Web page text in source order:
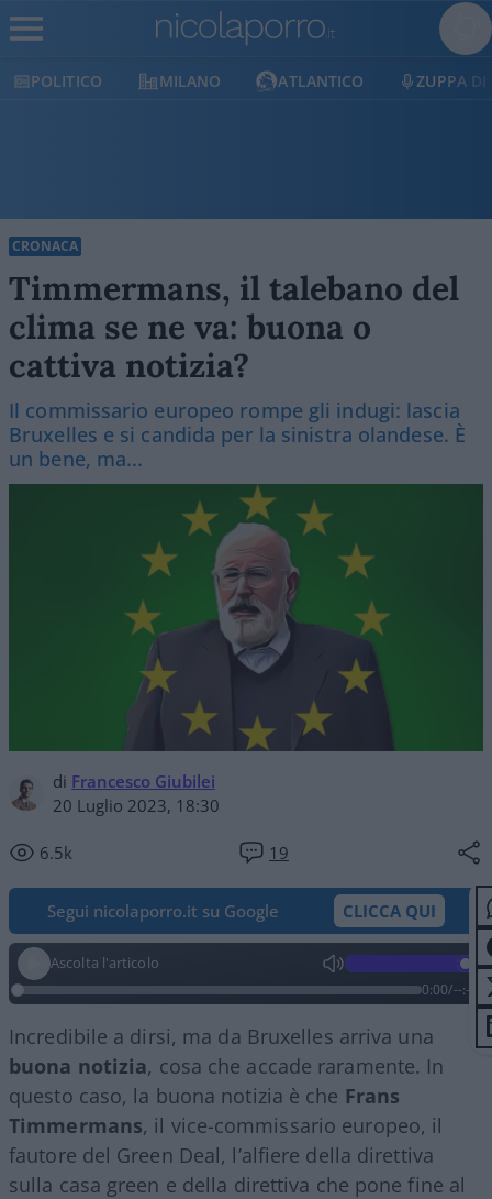
POLITICO MILANO ATLANTICO ZUPPA DI
CRONACA
Timmermans, il talebano del
clima se ne va: buona o
cattiva notizia?
Il commissario europeo rompe gli indugi: lascia
Bruxelles e si candida per la sinistra olandese. È
un bene, ma...
di Francesco Giubilei
20 Luglio 2023, 18:30
6.5k 19
Segui nicolaporro.it su Google CLICCA QUI
Ascolta l'articolo
0:00/--:--
Incredibile a dirsi, ma da Bruxelles arriva una
buona notizia, cosa che accade raramente. In
questo caso, la buona notizia è che Frans
Timmermans, il vice-commissario europeo, il
fautore del Green Deal, l’alfiere della direttiva
sulla casa green e della direttiva che pone fine al